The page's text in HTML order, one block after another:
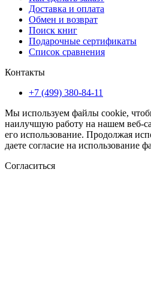
Доставка и оплата
Обмен и возврат
Поиск книг
Подарочные сертификаты
Список сравнения
Контакты
+7 (499) 380-84-11
Мы используем файлы cookie,
наилучшую работу на нашем веб-
его использование. Продолжая
даете согласие на использование
Согласиться